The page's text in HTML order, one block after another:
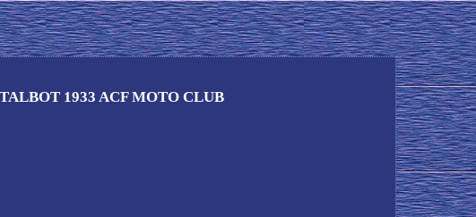
1933 ACF MOTO CLUB